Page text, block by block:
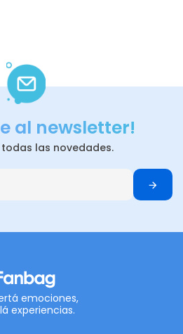
al newsletter!
las novedades.
emociones,
experiencias.